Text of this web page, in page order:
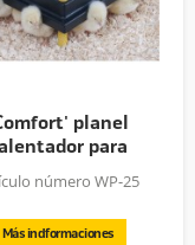
planel
para
pollitos,...
número WP-25
Más indformaciones